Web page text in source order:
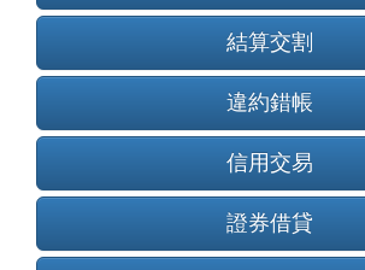
結算交割
違約錯帳
信用交易
證券借貸